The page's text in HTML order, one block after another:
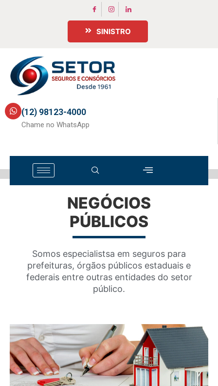
SINISTRO
(12) 98123-4000
Chame no WhatsApp
NEGÓCIOS
PÚBLICOS
Somos especialistsa em seguros para
prefeituras, órgãos públicos estaduais e
federais entre outras entidades do setor
público.